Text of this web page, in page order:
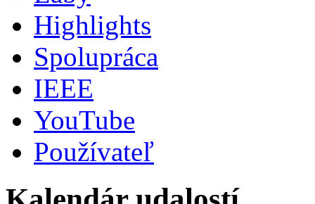
Highlights
Spolupráca
IEEE
YouTube
Používateľ